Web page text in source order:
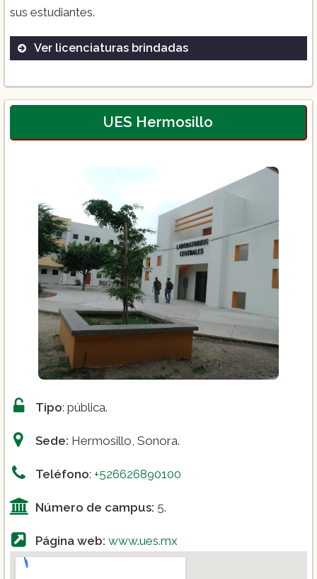
sus estudiantes.
Ver licenciaturas brindadas
Ingeniería Industrial
Derecho
Ingeniería en Energías Renovables
Nutrición
Odontología
Trabajo Social
UES Hermosillo
Tipo: pública.
Sede: Hermosillo, Sonora.
Teléfono: +526626890100
Número de campus: 5.
Página web: www.ues.mx